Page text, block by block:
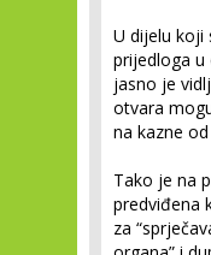
U dijelu koji
prijedloga u
jasno je
otvara
na kazne
Tako je na
predviđena
za